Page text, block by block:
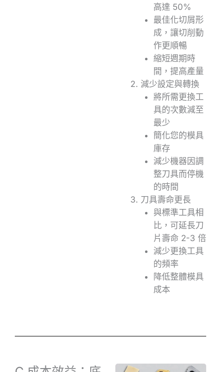
高達 50%
最佳化切屑形
成，讓切削動
作更順暢
縮短週期時
間，提高產量
減少設定與轉換
將所需更換工
具的次數減至
最少
簡化您的模具
庫存
減少機器因調
整刀具而停機
的時間
刀具壽命更長
與標準工具相
比，可延長刀
片壽命 2-3 倍
減少更換工具
的頻率
降低整體模具
成本